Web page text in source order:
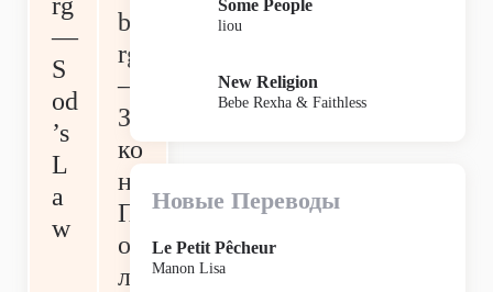
—
S
od
’s
L
a
w
be
rg
—
За
ко
н
П
од
л
Some People
liou
New Religion
Bebe Rexha & Faithless
Новые Переводы
Le Petit Pêcheur
Manon Lisa